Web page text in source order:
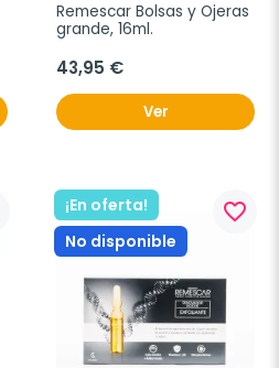
Remescar Bolsas y Ojeras
grande, 16ml.
43,95 €
Ver
¡En oferta!
No disponible
favorite_border